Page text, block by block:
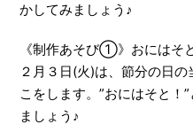
かしてみましょう♪
《制作あそび①》おにはそ
２月３日(火)は、節分の日
こをします。”おにはそと！
ましょう♪